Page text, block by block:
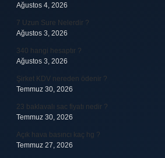
Ağustos 4, 2026
7 Uzun Sure Nelerdir ?
Ağustos 3, 2026
340 hangi hesaptır ?
Ağustos 3, 2026
Şirket KDV nereden ödenir ?
Temmuz 30, 2026
23 baklavalı sac fiyatı nedir ?
Temmuz 30, 2026
Açık hava basıncı kaç hg ?
Temmuz 27, 2026